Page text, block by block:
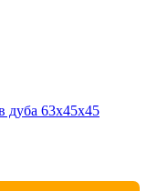
дуба 63х45х45